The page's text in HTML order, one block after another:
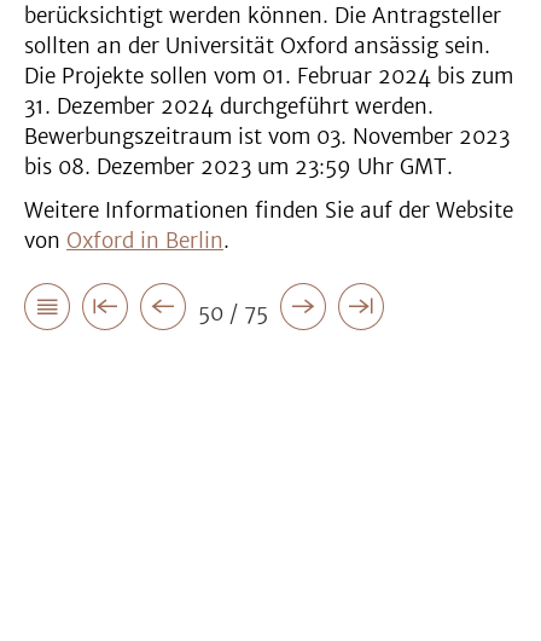
berücksichtigt werden können. Die Antragsteller
sollten an der Universität Oxford ansässig sein.
Die Projekte sollen vom 01. Februar 2024 bis zum
31. Dezember 2024 durchgeführt werden.
Bewerbungszeitraum ist vom 03. November 2023
bis 08. Dezember 2023 um 23:59 Uhr GMT.
Weitere Informationen finden Sie auf der Website
von Oxford in Berlin.
50 / 75